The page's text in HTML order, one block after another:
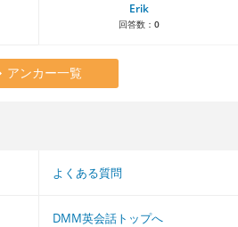
Erik
回答数： 0
アンカー一覧
よくある質問
DMM英会話トップへ